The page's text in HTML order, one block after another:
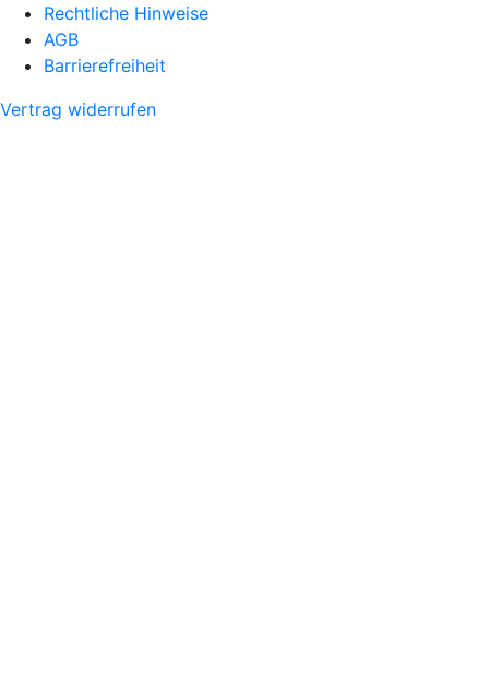
Rechtliche Hinweise
AGB
Barrierefreiheit
Vertrag widerrufen